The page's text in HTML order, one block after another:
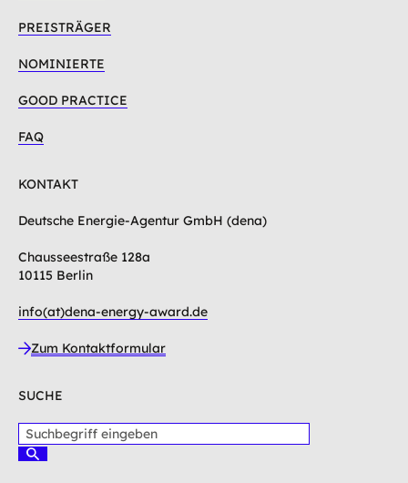
PREISTRÄGER
NOMINIERTE
GOOD PRACTICE
FAQ
KONTAKT
Deutsche Energie-Agentur GmbH (dena)
Chausseestraße 128a
10115 Berlin
info(at)dena-energy-award.de
Zum Kontaktformular
SUCHE
u
S